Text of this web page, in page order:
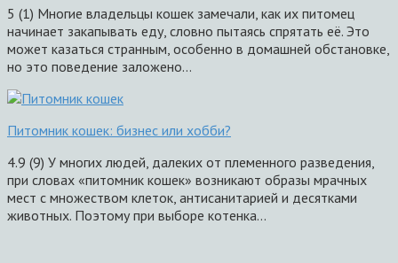
5 (1) Многие владельцы кошек замечали, как их питомец
начинает закапывать еду, словно пытаясь спрятать её. Это
может казаться странным, особенно в домашней обстановке,
но это поведение заложено…
Питомник кошек: бизнес или хобби?
4.9 (9) У многих людей, далеких от племенного разведения,
при словах «питомник кошек» возникают образы мрачных
мест с множеством клеток, антисанитарией и десятками
животных. Поэтому при выборе котенка…